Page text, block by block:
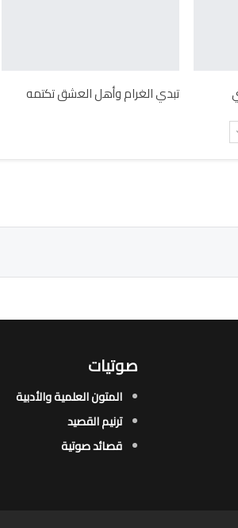
تبدي الغرام وأهل العشق تكتمه
صوتيات
المتون العلمية والأدبية
ترنيم القصيد
قصائد صوتية